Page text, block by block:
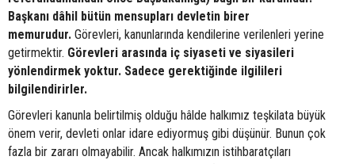
Başkanı dâhil bütün mensupları devletin birer
memurudur. Görevleri, kanunlarında kendilerine verilenleri yerine
getirmektir. Görevleri arasında iç siyaseti ve siyasileri
yönlendirmek yoktur. Sadece gerektiğinde ilgilileri
bilgilendirirler.
Görevleri kanunla belirtilmiş olduğu hâlde halkımız teşkilata büyük
önem verir, devleti onlar idare ediyormuş gibi düşünür. Bunun çok
fazla bir zararı olmayabilir. Ancak halkımızın istihbaratçıları